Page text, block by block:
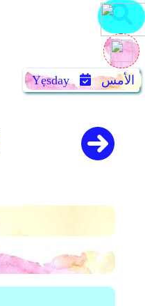
Yẹsday الأمس